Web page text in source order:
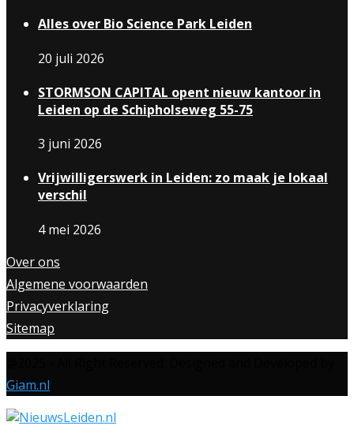
Alles over Bio Science Park Leiden
20 juli 2026
STORMSON CAPITAL opent nieuw kantoor in
Leiden op de Schipholseweg 55-75
3 juni 2026
Vrijwilligerswerk in Leiden: zo maak je lokaal
verschil
4 mei 2026
Over ons
Algemene voorwaarden
Privacyverklaring
Sitemap
Giam.nl